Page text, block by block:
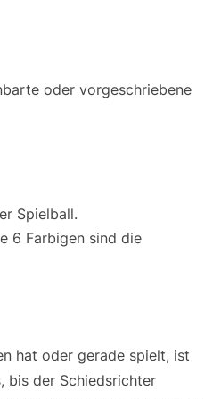
oder vorgeschriebene
Spielball.
6 Farbigen sind die
hat oder gerade spielt, ist
bis der Schiedsrichter